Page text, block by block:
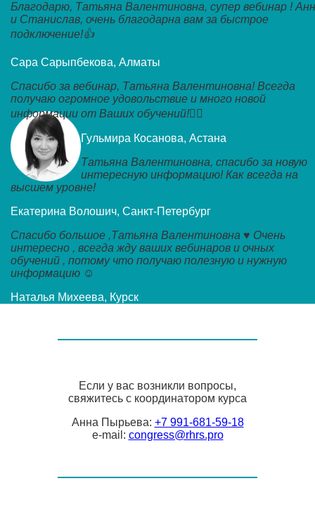
Благодарю, Татьяна Валентиновна, супер вебинар !
и Станислав, очень благодарна вам за быстрое
подключение!👍
Сара Сарыпбекова, Алматы
Спасибо за вебинар, Татьяна Валентиновна! Всегда
получаю огромное удовольствие и много новой
информации от Ваших обучений!👌🏼
Гульмира Косанова, Астана
Татьяна Валентиновна, спасибо за новую
интересную информацию! Как всегда на
высшем уровне!
Екатерина Волошич, Санкт-Петербург
Спасибо большое ,Татьяна Валентиновна ♥️ Очень
интересно , всегда жду ваших вебинаров и очных
обучений , потому что получаю полезную и нужную
информацию ☺️
Наталья Михеева, Курск
Если у вас возникли вопросы,
свяжитесь с координатором курса
Анна Пырьева: +7 991-681-59-18
e-mail: congress@rhrs.pro